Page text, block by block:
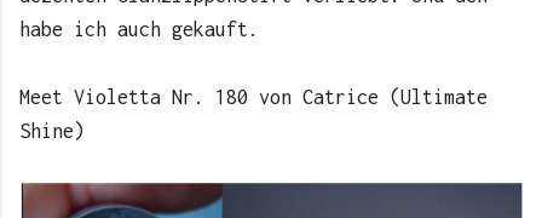
habe ich auch gekauft.
Meet Violetta Nr. 180 von Catrice (Ultimate
Shine)